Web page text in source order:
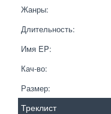
Жанры:
Длительность:
Имя EP:
Кач-во:
Размер:
Треклист